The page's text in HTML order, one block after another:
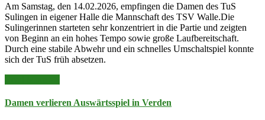
Am Samstag, den 14.02.2026, empfingen die Damen des TuS
Sulingen in eigener Halle die Mannschaft des TSV Walle.Die
Sulingerinnen starteten sehr konzentriert in die Partie und zeigten
von Beginn an ein hohes Tempo sowie große Laufbereitschaft.
Durch eine stabile Abwehr und ein schnelles Umschaltspiel konnte
sich der TuS früh absetzen.
Damen verlieren Auswärtsspiel in Verden